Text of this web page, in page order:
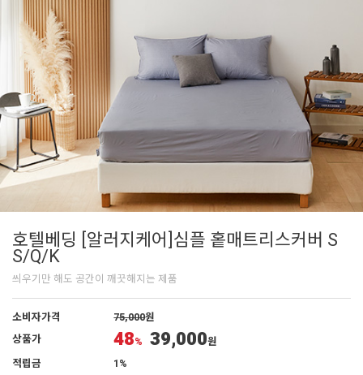
호텔베딩 [알러지케어]심플 홑매트리스커버 S
S/Q/K
씌우기만 해도 공간이 깨끗해지는 제품
소비자가격 75,000원
상품가
48% 39,000원
적립금
1%